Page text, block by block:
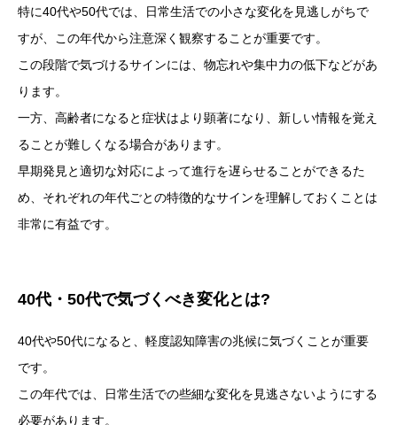
特に40代や50代では、日常生活での小さな変化を見逃しがちで
すが、この年代から注意深く観察することが重要です。
この段階で気づけるサインには、物忘れや集中力の低下などがあ
ります。
一方、高齢者になると症状はより顕著になり、新しい情報を覚え
ることが難しくなる場合があります。
早期発見と適切な対応によって進行を遅らせることができるた
め、それぞれの年代ごとの特徴的なサインを理解しておくことは
非常に有益です。
40代・50代で気づくべき変化とは?
40代や50代になると、軽度認知障害の兆候に気づくことが重要
です。
この年代では、日常生活での些細な変化を見逃さないようにする
必要があります。